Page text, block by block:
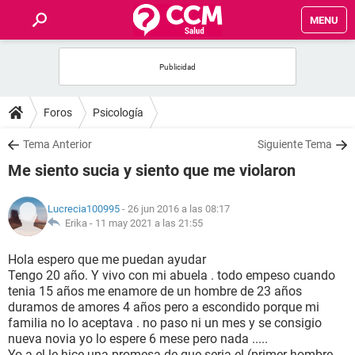
MENU
FOROS
SALUD
NUTRICIÓN
BIENESTAR
SEXUALIDAD
GLOSARIO
Foros Psicología
Tema Anterior Siguiente Tema
Me siento sucia y siento que me violaron
Lucrecia100995 - 26 jun 2016 a las 08:17
Erika - 11 may 2021 a las 21:55
Hola espero que me puedan ayudar
Tengo 20 año. Y vivo con mi abuela . todo empeso cuando
tenia 15 años me enamore de un hombre de 23 años
duramos de amores 4 años pero a escondido porque mi
familia no lo aceptava . no paso ni un mes y se consigio
nueva novia yo lo espere 6 mese pero nada .....